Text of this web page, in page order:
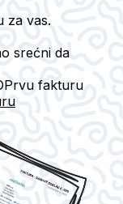
za vas.
srećni da
Prvu fakturu